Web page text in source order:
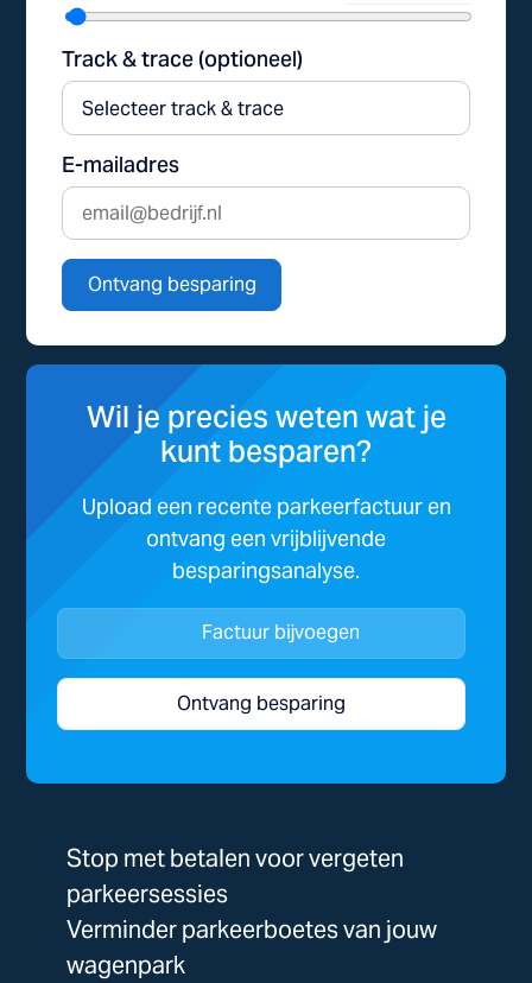
Track & trace (optioneel)
E-mailadres
Ontvang besparing
Wil je precies weten wat je
kunt besparen?
Upload een recente parkeerfactuur en
ontvang een vrijblijvende
besparingsanalyse.
Factuur bijvoegen
Ontvang besparing
Stop met betalen voor vergeten
parkeersessies
Verminder parkeerboetes van jouw
wagenpark